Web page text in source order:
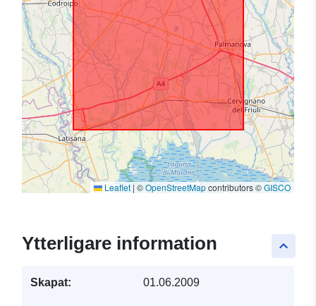
Leaflet | ©OpenStreetMapcontributors ©GISCO
keyboard_arrow_up
Ytterligare information
Skapat: 01.06.2009